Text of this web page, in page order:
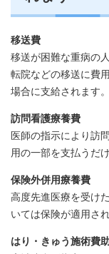
移送費
移送が困難な重病の
転院などの移送に費
場合に支給されます。
訪問看護療養費
医師の指示により訪
用の一部を支払うだ
保険外併用療養費
高度先進医療を受け
いては保険が適用され
はり・きゅう施術費